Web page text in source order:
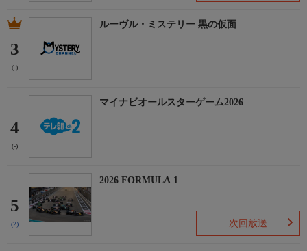
3
(-)
ルーヴル・ミステリー 黒の仮面
4
(-)
マイナビオールスターゲーム2026
5
(2)
2026 FORMULA 1
次回放送